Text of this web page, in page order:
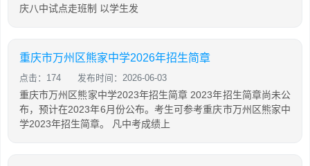
庆八中试点走班制 以学生发
重庆市万州区熊家中学2026年招生简章
点击：174 发布时间：2026-06-03
重庆市万州区熊家中学2023年招生简章 2023年招生简章尚未公
布，预计在2023年6月份公布。考生可参考重庆市万州区熊家中
学2023年招生简章。 凡中考成绩上